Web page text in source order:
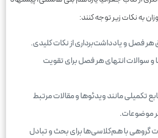
به نکات زیر توجه کنند:
فصل و یادداشت‌برداری از نکات کلیدی.
سوالات انتهای هر فصل برای تقویت
تکمیلی مانند ویدئوها و مقالات مرتبط
موضوعات.
گروهی با هم‌کلاسی‌ها برای بحث و تبادل